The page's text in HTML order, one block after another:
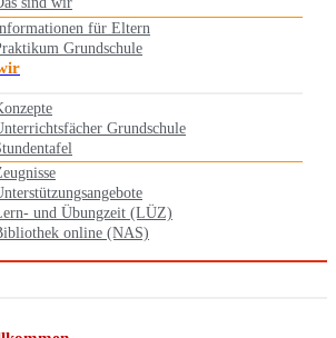
für Eltern
Grundschule
Grundschule
und Übungzeit (LÜZ)
online (NAS)